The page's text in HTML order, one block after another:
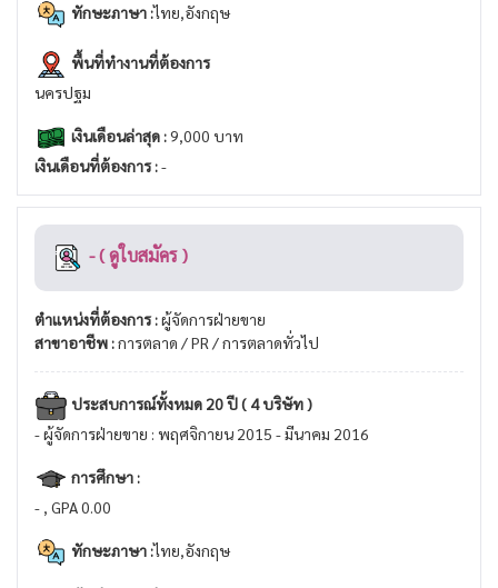
ทักษะภาษา :ไทย,อังกฤษ
พื้นที่ทำงานที่ต้องการ
นครปฐม
เงินเดือนล่าสุด :9,000 บาท
เงินเดือนที่ต้องการ :-
- ( ดูใบสมัคร )
ตำแหน่งที่ต้องการ :ผู้จัดการฝ่ายขาย
สาขาอาชีพ :การตลาด / PR / การตลาดทั่วไป
ประสบการณ์ทั้งหมด 20 ปี ( 4 บริษัท )
- ผู้จัดการฝ่ายขาย : พฤศจิกายน 2015 - มีนาคม 2016
การศึกษา :
- , GPA 0.00
ทักษะภาษา :ไทย,อังกฤษ